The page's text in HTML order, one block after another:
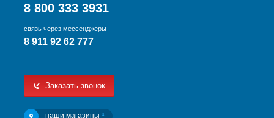
8 800 333 3931
связь через мессенджеры
8 911 92 62 777
Заказать звонок
наши магазины 4